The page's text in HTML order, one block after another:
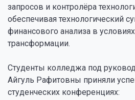
запросов и контролёра
обеспечивая технологический
финансового анализа в
трансформации.
Студенты колледжа под
Айгуль Рафитовны приняли
студенческих конференциях: